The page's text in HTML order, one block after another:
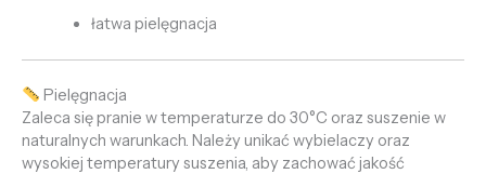
łatwa pielęgnacja
Pielęgnacja
Zaleca się pranie w temperaturze do 30°C oraz suszenie w
naturalnych warunkach. Należy unikać wybielaczy oraz
wysokiej temperatury suszenia, aby zachować jakość